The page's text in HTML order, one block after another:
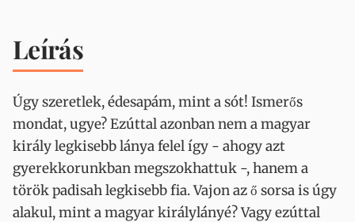
Leírás
Úgy szeretlek, édesapám, mint a sót! Ismerős
mondat, ugye? Ezúttal azonban nem a magyar
király legkisebb lánya felel így - ahogy azt
gyerekkorunkban megszokhattuk -, hanem a
török padisah legkisebb fia. Vajon az ő sorsa is úgy
alakul, mint a magyar királylányé? Vagy ezúttal